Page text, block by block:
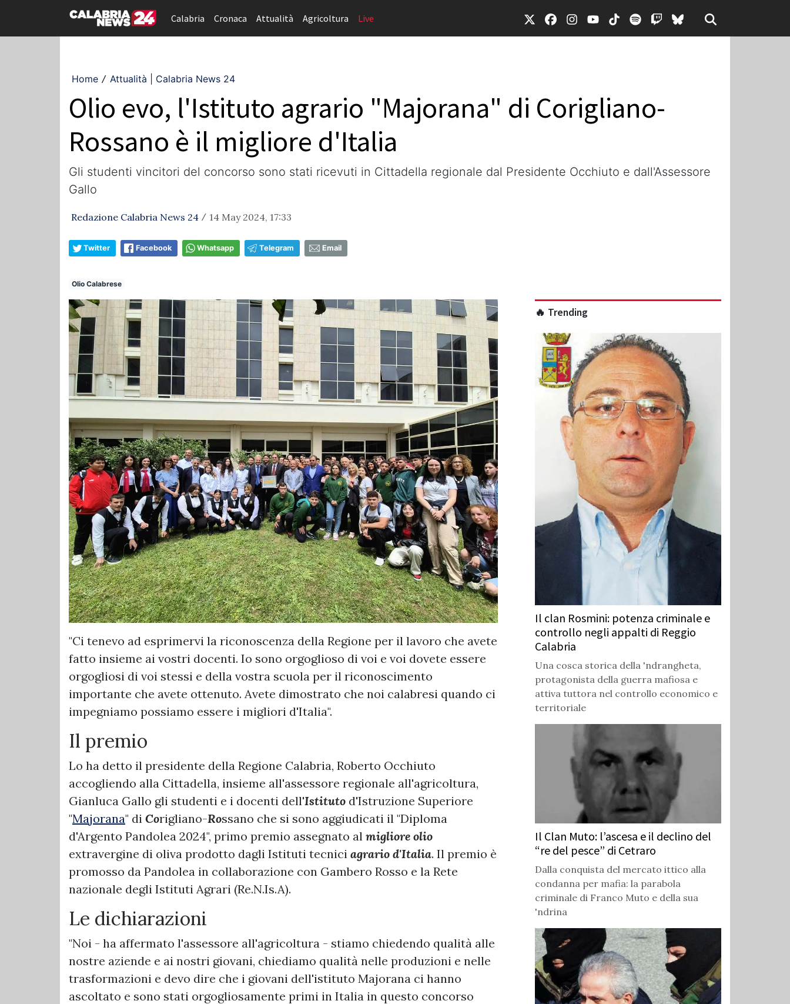
Calabria Cronaca Attualità Agricoltura Live
Home / Attualità | Calabria News 24
Olio evo, l'Istituto agrario "Majorana" di Corigliano-
Rossano è il migliore d'Italia
Gli studenti vincitori del concorso sono stati ricevuti in Cittadella regionale dal Presidente Occhiuto e dall'Assessore
Gallo
Redazione Calabria News 24 / 14 May 2024, 17:33
Twitter Facebook Whatsapp Telegram Email
Olio Calabrese
"Ci tenevo ad esprimervi la riconoscenza della Regione per il lavoro che avete
fatto insieme ai vostri docenti. Io sono orgoglioso di voi e voi dovete essere
orgogliosi di voi stessi e della vostra scuola per il riconoscimento
importante che avete ottenuto. Avete dimostrato che noi calabresi quando ci
impegniamo possiamo essere i migliori d'Italia".
Il premio
Lo ha detto il presidente della Regione Calabria, Roberto Occhiuto
accogliendo alla Cittadella, insieme all'assessore regionale all'agricoltura,
Gianluca Gallo gli studenti e i docenti dell'Istituto d'Istruzione Superiore
"Majorana" di Corigliano-Rossano che si sono aggiudicati il "Diploma
d'Argento Pandolea 2024", primo premio assegnato al migliore olio
extravergine di oliva prodotto dagli Istituti tecnici agrario d'Italia. Il premio è
promosso da Pandolea in collaborazione con Gambero Rosso e la Rete
nazionale degli Istituti Agrari (Re.N.Is.A).
Le dichiarazioni
"Noi - ha affermato l'assessore all'agricoltura - stiamo chiedendo qualità alle
nostre aziende e ai nostri giovani, chiediamo qualità nelle produzioni e nelle
trasformazioni e devo dire che i giovani dell'istituto Majorana ci hanno
ascoltato e sono stati orgogliosamente primi in Italia in questo concorso
🔥 Trending
Il clan Rosmini: potenza criminale e
controllo negli appalti di Reggio
Calabria
Una cosca storica della 'ndrangheta,
protagonista della guerra mafiosa e
attiva tuttora nel controllo economico e
territoriale
Il Clan Muto: l’ascesa e il declino del
“re del pesce” di Cetraro
Dalla conquista del mercato ittico alla
condanna per mafia: la parabola
criminale di Franco Muto e della sua
'ndrina